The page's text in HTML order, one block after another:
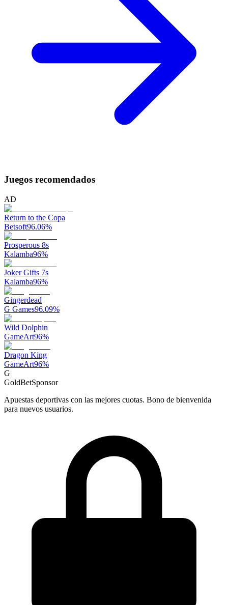
Juegos recomendados
AD
Return to the Copa
Betsoft96.06%
Prosperous 8s
Kalamba96%
Joker Gifts 7s
Kalamba96%
Gingerdead
G Games96.09%
Wild Dolphin
GameArt96%
Dragon King
GameArt96%
G
GoldBetSponsor
Apuestas deportivas con las mejores cuotas. Bono de bienvenida
para nuevos usuarios.